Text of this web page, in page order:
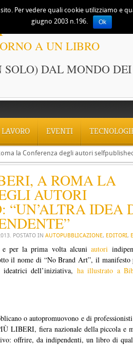
A UN LIBRO
DAL MONDO
LAVORO EVENTI
la Conferenza degli autori
A ROMA LA
AUTORI
“UN’ALTRA IDEA
. POSTATO IN AUTOPUBBLICAZIONE, EDITORI,
e per la prima volta alcuniautori
il nome di “No Brand Art”, il manifesto
dell’iniziativa, ha illustrato a
o autopromuovono e di
LIBERI, fiera nazionale della piccola e
offrire, da indipendenti, un libro di
Per vedere quali cookie utilizziamo e
giugno 2003 n.196.
Ok